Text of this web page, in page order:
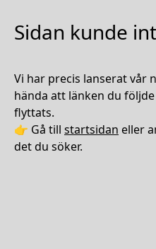
Sidan kunde
Vi har precis lanserat vår
hända att länken du
flyttats.
👉 Gå till startsidan eller
det du söker.